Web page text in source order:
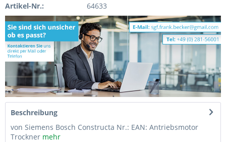
Artikel-Nr.: 64633
Beschreibung
von Siemens Bosch Constructa Nr.: EAN: Antriebsmotor
Trockner mehr